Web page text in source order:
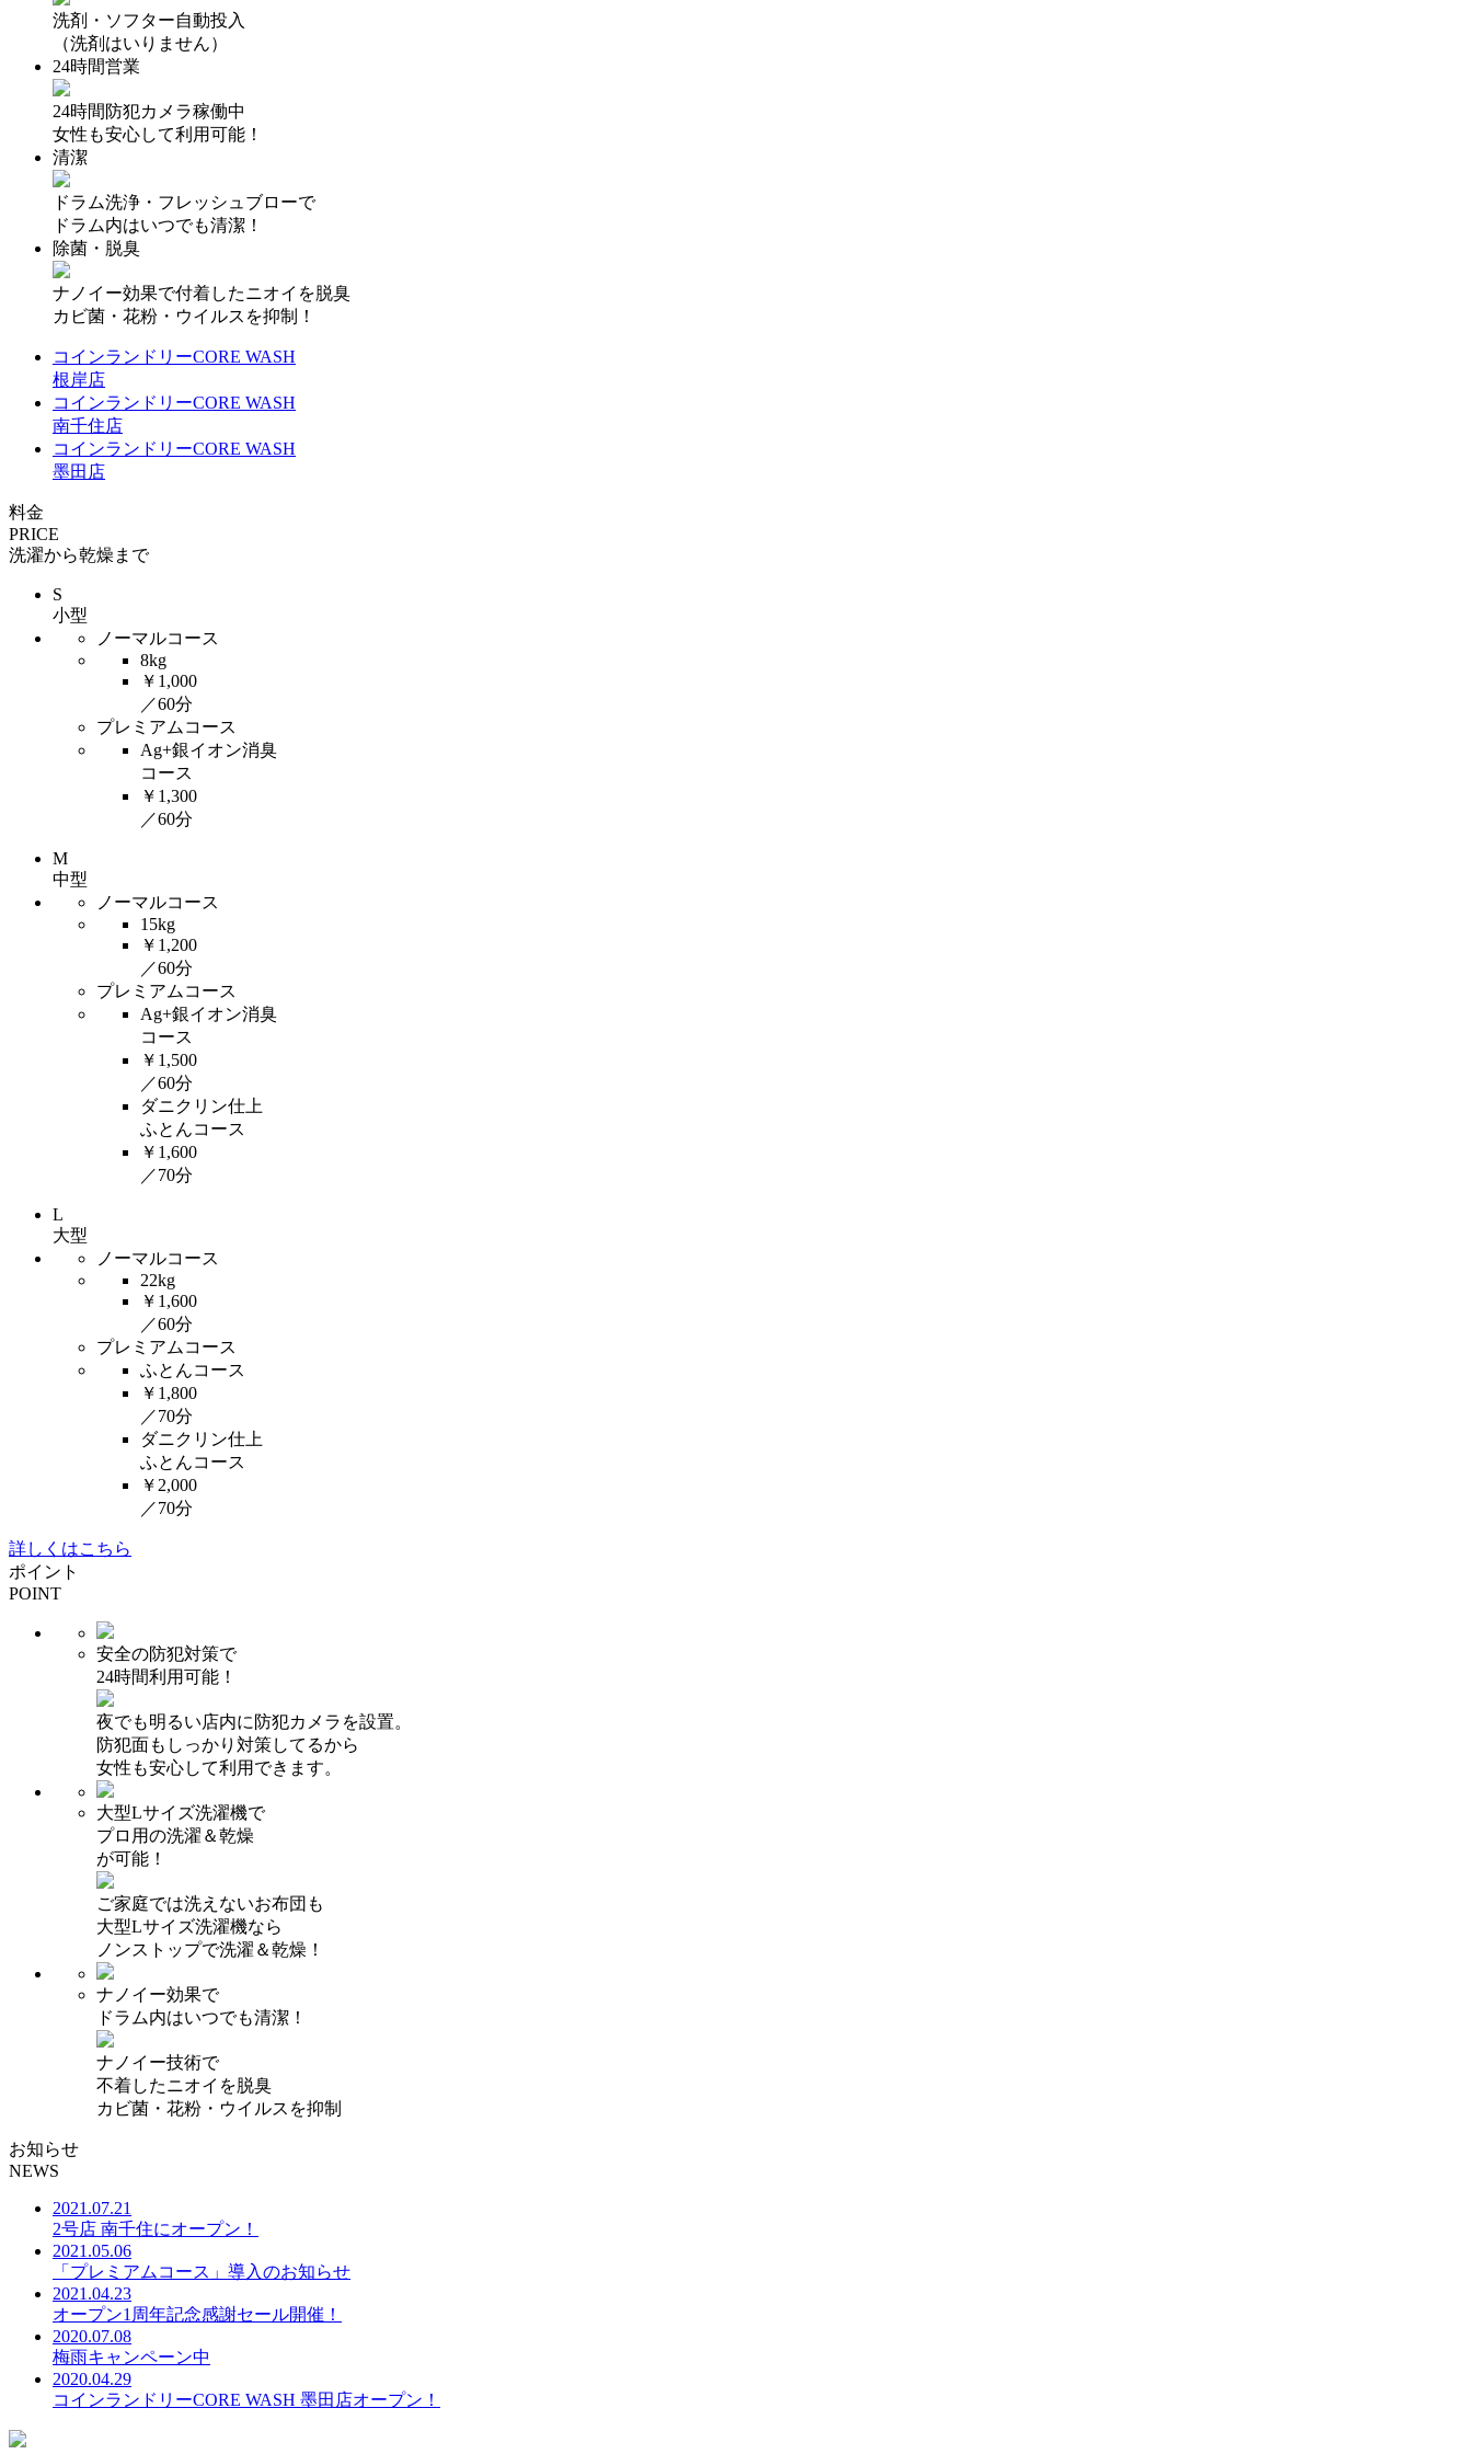
洗剤・ソフター自動投入
（洗剤はいりません）
24時間営業
24時間防犯カメラ稼働中
女性も安心して利用可能！
清潔
ドラム洗浄・フレッシュブローで
ドラム内はいつでも清潔！
除菌・脱臭
ナノイー効果で付着したニオイを脱臭
カビ菌・花粉・ウイルスを抑制！
コインランドリーCORE WASH
根岸店
コインランドリーCORE WASH
南千住店
コインランドリーCORE WASH
墨田店
料金
PRICE
洗濯から乾燥 まで
S
小型
ノーマルコース
8kg
￥1,000
／60分
プレミアムコース
Ag+銀イオン消臭
コース
￥1,300
／60分
M
中型
ノーマルコース
15kg
￥1,200
／60分
プレミアムコース
Ag+銀イオン消臭
コース
￥1,500
／60分
ダニクリン仕上
ふとんコース
￥1,600
／70分
L
大型
ノーマルコース
22kg
￥1,600
／60分
プレミアムコース
ふとんコース
￥1,800
／70分
ダニクリン仕上
ふとんコース
￥2,000
／70分
詳しくはこちら
ポイント
POINT
安全の防犯対策で
24時間利用可能！
夜でも明るい店内に防犯カメラを設置。
防犯面もしっかり対策してるから
女性も安心して利用できます。
大型Lサイズ洗濯機で
プロ用の洗濯＆乾燥
が可能！
ご家庭では洗えないお布団も
大型Lサイズ洗濯機なら
ノンストップで洗濯＆乾燥！
ナノイー効果で
ドラム内はいつでも清潔！
ナノイー技術で
不着したニオイを脱臭
カビ菌・花粉・ウイルスを抑制
お知らせ
NEWS
2021.07.21
2号店 南千住にオープン！
2021.05.06
「プレミアムコース」導入のお知らせ
2021.04.23
オープン1周年記念感謝セール開催！
2020.07.08
梅雨キャンペーン中
2020.04.29
コインランドリーCORE WASH 墨田店オープン！